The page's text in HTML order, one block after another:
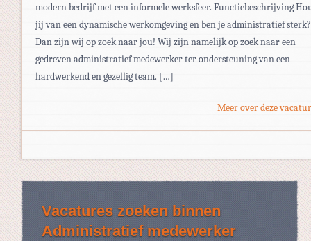
modern bedrijf met een informele werksfeer. Functiebeschrijving
jij van een dynamische werkomgeving en ben je administratief sterk?
Dan zijn wij op zoek naar jou! Wij zijn namelijk op zoek naar een
gedreven administratief medewerker ter ondersteuning van een
hardwerkend en gezellig team. […]
Meer over deze
Vacatures zoeken binnen
Administratief medewerker